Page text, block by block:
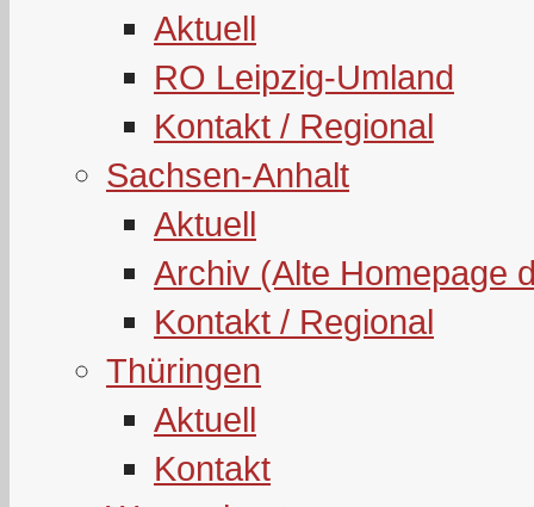
Aktuell
RO Leipzig-Umland
Kontakt / Regional
Sachsen-Anhalt
Aktuell
Archiv (Alte Homepage
Kontakt / Regional
Thüringen
Aktuell
Kontakt